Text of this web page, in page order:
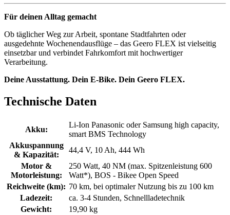
Für deinen Alltag gemacht
Ob täglicher Weg zur Arbeit, spontane Stadtfahrten oder
ausgedehnte Wochenendausflüge – das Geero FLEX ist vielseitig
einsetzbar und verbindet Fahrkomfort mit hochwertiger
Verarbeitung.
Deine Ausstattung. Dein E-Bike. Dein Geero FLEX.
Technische Daten
Akku:
Li-Ion Panasonic oder Samsung high capacity,
smart BMS Technology
Akkuspannung
& Kapazität:
44,4 V, 10 Ah, 444 Wh
Motor &
Motorleistung:
250 Watt, 40 NM (max. Spitzenleistung 600
Watt*), BOS - Bikee Open Speed
Reichweite (km): 70 km, bei optimaler Nutzung bis zu 100 km
Ladezeit:
ca. 3-4 Stunden, Schnellladetechnik
Gewicht:
19,90 kg